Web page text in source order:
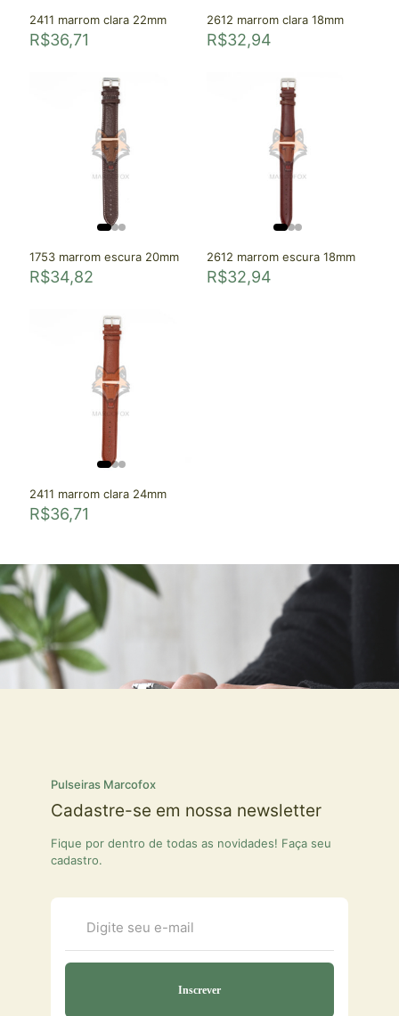
2411 marrom clara 22mm
R$36,71
2612 marrom clara 18mm
R$32,94
1753 marrom escura 20mm
R$34,82
2612 marrom escura 18mm
R$32,94
2411 marrom clara 24mm
R$36,71
Pulseiras Marcofox
Cadastre-se em nossa newsletter
Fique por dentro de todas as novidades! Faça seu
cadastro.